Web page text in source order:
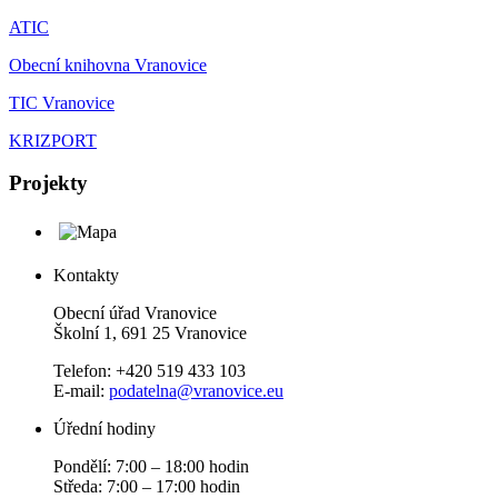
ATIC
Obecní knihovna Vranovice
TIC Vranovice
KRIZPORT
Projekty
Kontakty
Obecní úřad Vranovice
Školní 1, 691 25 Vranovice
Telefon: +420 519 433 103
E-mail: podatelna@vranovice.eu
Úřední hodiny
Pondělí: 7:00 – 18:00 hodin
Středa: 7:00 – 17:00 hodin